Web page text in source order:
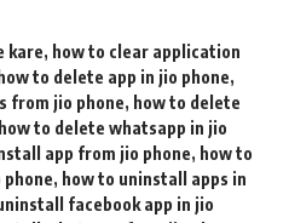
kare, how to clear application
how to delete app in jio phone,
from jio phone, how to delete
how to delete whatsapp in jio
app from jio phone, how to
, how to uninstall apps in
facebook app in jio